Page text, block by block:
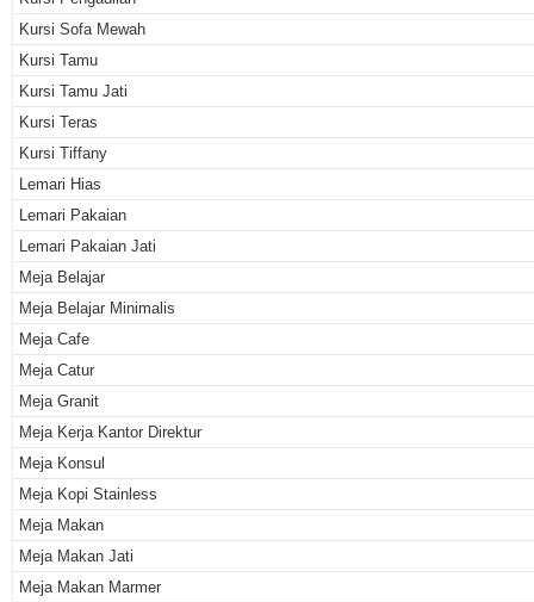
Kursi Sofa Mewah
Kursi Tamu
Kursi Tamu Jati
Kursi Teras
Kursi Tiffany
Lemari Hias
Lemari Pakaian
Lemari Pakaian Jati
Meja Belajar
Meja Belajar Minimalis
Meja Cafe
Meja Catur
Meja Granit
Meja Kerja Kantor Direktur
Meja Konsul
Meja Kopi Stainless
Meja Makan
Meja Makan Jati
Meja Makan Marmer